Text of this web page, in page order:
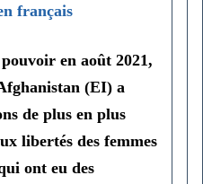
français
en août 2021,
(EI) a
de plus en plus
libertés des femmes
ont eu des